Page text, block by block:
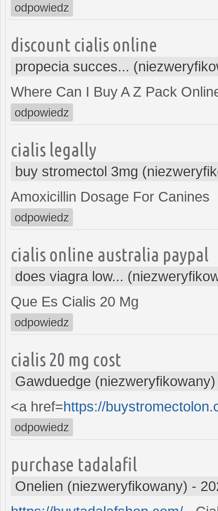
odpowiedz
discount cialis online
propecia succes...
Where Can I Buy A Z Pack
odpowiedz
cialis legally
buy stromectol 3mg
Amoxicillin Dosage For Canines
odpowiedz
cialis online australia paypal
does viagra low...
Que Es Cialis 20 Mg
odpowiedz
cialis 20 mg cost
Gawduedge (niezweryfikowany)
<a href=https://
odpowiedz
purchase tadalafil
Onelien (niezweryfikowany) -